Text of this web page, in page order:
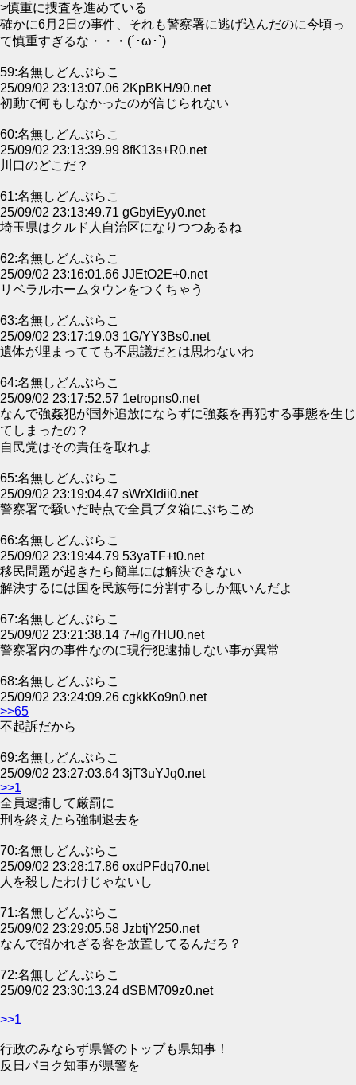
>慎重に捜査を進めている
確かに6月2日の事件、それも警察署に逃げ込んだのに今頃っ
て慎重すぎるな・・・(´･ω･`)
59:名無しどんぶらこ
25/09/02 23:13:07.06 2KpBKH/90.net
初動で何もしなかったのが信じられない
60:名無しどんぶらこ
25/09/02 23:13:39.99 8fK13s+R0.net
川口のどこだ？
61:名無しどんぶらこ
25/09/02 23:13:49.71 gGbyiEyy0.net
埼玉県はクルド人自治区になりつつあるね
62:名無しどんぶらこ
25/09/02 23:16:01.66 JJEtO2E+0.net
リベラルホームタウンをつくちゃう
63:名無しどんぶらこ
25/09/02 23:17:19.03 1G/YY3Bs0.net
遺体が埋まってても不思議だとは思わないわ
64:名無しどんぶらこ
25/09/02 23:17:52.57 1etropns0.net
なんで強姦犯が国外追放にならずに強姦を再犯する事態を生じ
てしまったの？
自民党はその責任を取れよ
65:名無しどんぶらこ
25/09/02 23:19:04.47 sWrXldii0.net
警察署で騒いだ時点で全員ブタ箱にぶちこめ
66:名無しどんぶらこ
25/09/02 23:19:44.79 53yaTF+t0.net
移民問題が起きたら簡単には解決できない
解決するには国を民族毎に分割するしか無いんだよ
67:名無しどんぶらこ
25/09/02 23:21:38.14 7+/lg7HU0.net
警察署内の事件なのに現行犯逮捕しない事が異常
68:名無しどんぶらこ
25/09/02 23:24:09.26 cgkkKo9n0.net
>>65
不起訴だから
69:名無しどんぶらこ
25/09/02 23:27:03.64 3jT3uYJq0.net
>>1
全員逮捕して厳罰に
刑を終えたら強制退去を
70:名無しどんぶらこ
25/09/02 23:28:17.86 oxdPFdq70.net
人を殺したわけじゃないし
71:名無しどんぶらこ
25/09/02 23:29:05.58 JzbtjY250.net
なんで招かれざる客を放置してるんだろ？
72:名無しどんぶらこ
25/09/02 23:30:13.24 dSBM709z0.net
>>1
行政のみならず県警のトップも県知事！
反日パヨク知事が県警を